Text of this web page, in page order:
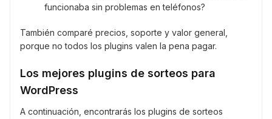
funcionaba sin problemas en teléfonos?
También comparé precios, soporte y valor general,
porque no todos los plugins valen la pena pagar.
Los mejores plugins de sorteos para
WordPress
A continuación, encontrarás los plugins de sorteos